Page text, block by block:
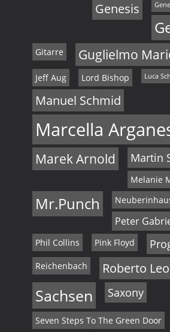
Genesis
Gitarre Guglielmo
Jeff Aug Lord Bishop Luca
Manuel Schmid
Marcella
Marek Arnold Martin
Melanie
Mr.Punch
Peter
Phil Collins Pink Floyd
Reichenbach Roberto
Sachsen Saxony
Seven Steps To The Green Door